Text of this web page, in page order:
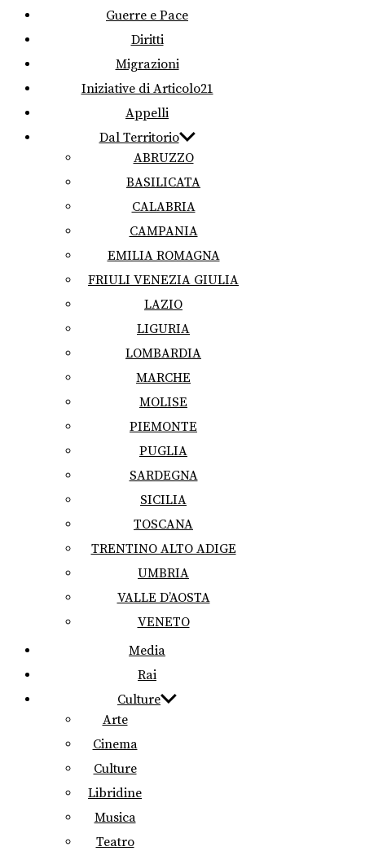
Guerre e Pace
Diritti
Migrazioni
Iniziative di Articolo21
Appelli
Dal Territorio
ABRUZZO
BASILICATA
CALABRIA
CAMPANIA
EMILIA ROMAGNA
FRIULI VENEZIA GIULIA
LAZIO
LIGURIA
LOMBARDIA
MARCHE
MOLISE
PIEMONTE
PUGLIA
SARDEGNA
SICILIA
TOSCANA
TRENTINO ALTO ADIGE
UMBRIA
VALLE D’AOSTA
VENETO
Media
Rai
Culture
Arte
Cinema
Culture
Libridine
Musica
Teatro